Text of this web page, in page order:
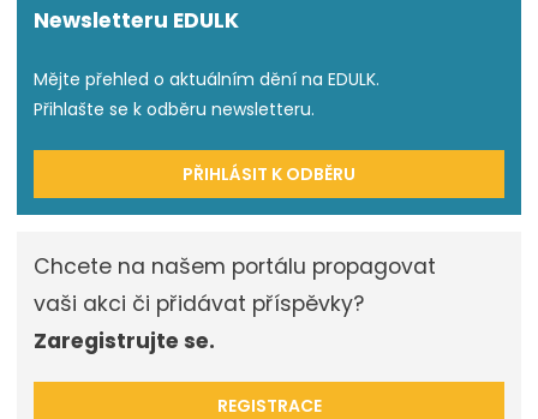
Newsletteru EDULK
Mějte přehled o aktuálním dění na EDULK.
Přihlašte se k odběru newsletteru.
PŘIHLÁSIT K ODBĚRU
Chcete na našem portálu propagovat
vaši akci či přidávat příspěvky?
Zaregistrujte se.
REGISTRACE